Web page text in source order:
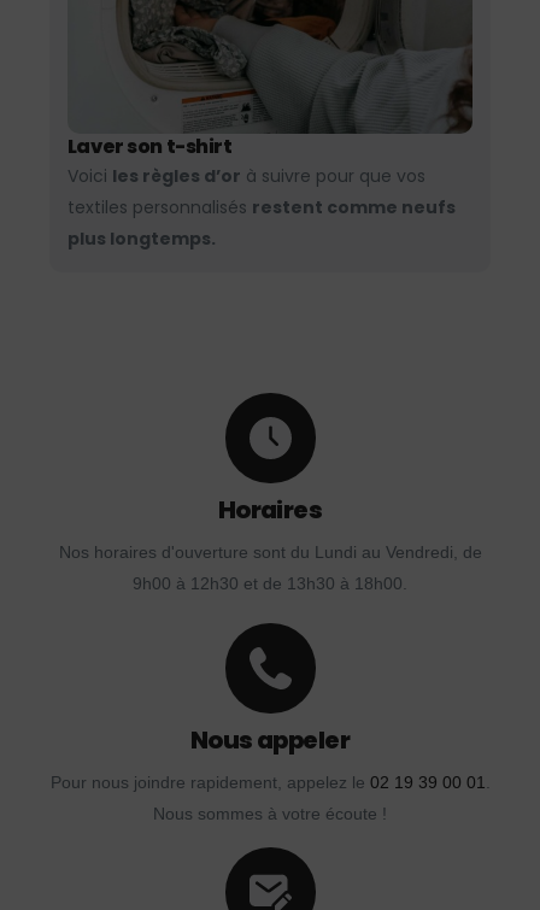
Laver son t-shirt
Voici les règles d’or à suivre pour que vos
textiles personnalisés restent comme neufs
plus longtemps.
Horaires
Nos horaires d'ouverture sont du Lundi au Vendredi, de
9h00 à 12h30 et de 13h30 à 18h00.
Nous appeler
Pour nous joindre rapidement, appelez le 02 19 39 00 01
Nous sommes à votre écoute !